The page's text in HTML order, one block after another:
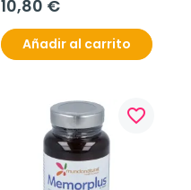
10,80 €
Añadir al carrito
favorite_border